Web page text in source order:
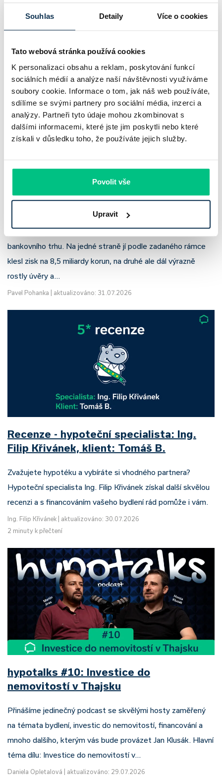
Souhlas Detaily Více o cookies
Tato webová stránka používá cookies
K personalizaci obsahu a reklam, poskytování funkcí
sociálních médií a analýze naší návštěvnosti využíváme
soubory cookie. Informace o tom, jak náš web používáte,
sdílíme se svými partnery pro sociální média, inzerci a
analýzy. Partneři tyto údaje mohou zkombinovat s
dalšími informacemi, které jste jim poskytli nebo které
získali v důsledku toho, že používáte jejich služby.
Povolit vše
Upravit
4 minuty k přečtení
Komerční banka: pokles zisku
Komerční banka nabízí docela plastický obrázek dnešního
bankovního trhu. Na jedné straně jí podle zadaného rámce
klesl zisk na 8,5 miliardy korun, na druhé ale dál výrazně
rostly úvěry a…
Pavel Pohanka aktualizováno: 31.07.2026
Recenze - hypoteční specialista: Ing.
Filip Křivánek, klient: Tomáš B.
Zvažujete hypotéku a vybíráte si vhodného partnera?
Hypoteční specialista Ing. Filip Křivánek získal další skvělou
recenzi a s financováním vašeho bydlení rád pomůže i vám.
Ing. Filip Křivánek
aktualizováno: 30.07.2026
2 minuty k přečtení
hypotalks #10: Investice do
nemovitostí v Thajsku
Přinášíme jedinečný podcast se skvělými hosty zaměřený
na témata bydlení, investic do nemovitostí, financování a
mnoho dalšího, kterým vás bude provázet Jan Klusák. Hlavní
téma dílu: Investice do nemovitostí v…
Daniela Opletalová
aktualizováno: 29.07.2026